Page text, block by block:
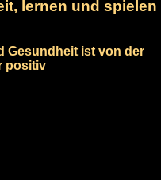
lernen und spielen
Gesundheit ist von der
positiv